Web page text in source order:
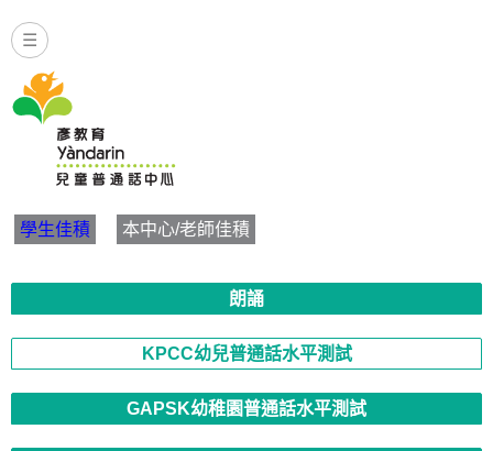
☰
Yandarin - KPCC幼兒普通話水
學生佳積 本中心/老師佳積
朗誦
KPCC幼兒普通話水平測試
GAPSK幼稚園普通話水平測試